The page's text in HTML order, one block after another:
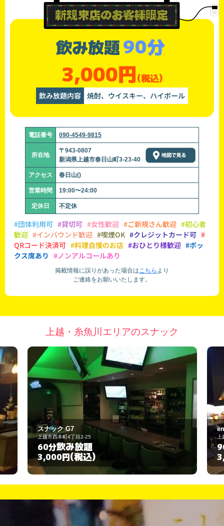
飲み放題90分
3,000円(税込)
飲み放題内容 焼酎、ウイスキー、ハイボール
電話番号 090-4549-9815
所在地
〒943-0807
新潟県上越市春日山町3-23-40
アクセス 春日山()
営業時間 19:00〜24:00
定休日 不定休
#団体利用可 #貸切可 #女性歓迎 #ご新規さん歓迎 #初心者
歓迎 #インバウンド歓迎 #喫煙OK #クレジットカード可 #
QRコード決済可 #料理自慢のお店 #おひとり様歓迎 #ボッ
クス席あり #ノンアルコールあり
掲載情報に誤りがあった場合はこちら より
ご連絡をお願いいたします。
上越・糸魚川エリアのスナック
emde
上越市中央5-5-29
90分飲み放題
3,500円(税込)